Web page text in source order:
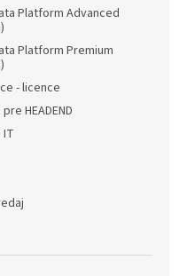
Platform Advanced
Platform Premium
- licence
HEADEND
IT